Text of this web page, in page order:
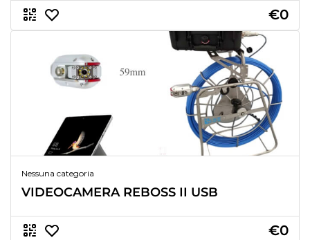
€0
Nessuna categoria
VIDEOCAMERA REBOSS II USB
€0